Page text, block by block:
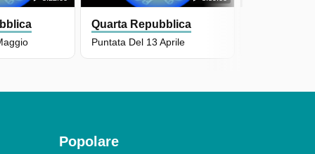
Quarta Repubblica
Puntata Del 13 Aprile
Popolare